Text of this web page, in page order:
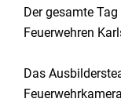
Der gesamte
Feuerwehren
Das